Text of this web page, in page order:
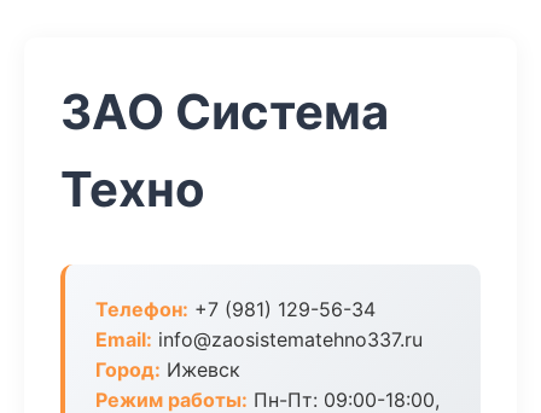
ЗАО Система
Техно
Телефон: +7 (981) 129-56-34
Email: info@zaosistematehno337.ru
Город: Ижевск
Режим работы: Пн-Пт: 09:00-18:00,